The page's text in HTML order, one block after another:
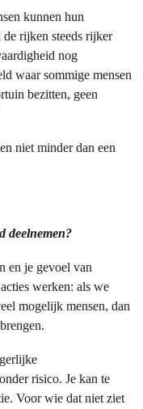
kunnen hun
rijken steeds rijker
nog
waar sommige mensen
bezitten, geen
niet minder dan een
deelnemen?
en je gevoel van
werken: als we
mogelijk mensen, dan
risico. Je kan te
Voor wie dat niet ziet